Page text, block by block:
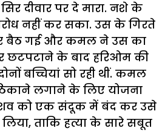
दीवार पर दे मारा. नशे के
नहीं कर सका. उस के गिरते
बैठ गई और कमल ने उस का
छटपटाने के बाद हरिओम की
बच्चियां सो रही थीं. कमल
लगाने के लिए योजना
शव को एक संदूक में बंद कर उसे
ताकि हत्या के सारे सबूत